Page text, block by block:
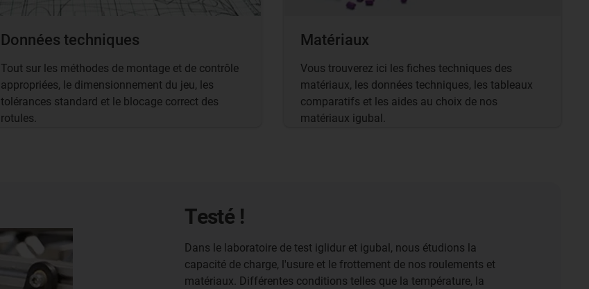
Données techniques
Tout sur les méthodes de montage et de contrôle
appropriées, le dimensionnement du jeu, les
tolérances standard et le blocage correct des
rotules.
Matériaux
Vous trouverez ici les fiches techniques des
matériaux, les données techniques, les tableaux
comparatifs et les aides au choix de nos
matériaux igubal.
Testé !
Dans le laboratoire de test iglidur et igubal, nous étudions la
capacité de charge, l'usure et le frottement de nos roulements et
matériaux. Différentes conditions telles que la température, la